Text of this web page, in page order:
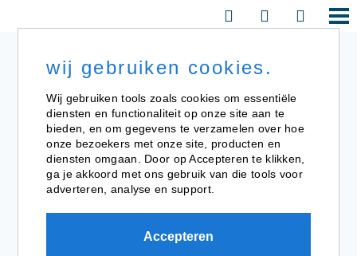
tuinkamers
wij gebruiken cookies.
Wij gebruiken tools zoals cookies om essentiële
diensten en functionaliteit op onze site aan te
bieden, en om gegevens te verzamelen over hoe
onze bezoekers met onze site, producten en
diensten omgaan. Door op Accepteren te klikken,
ga je akkoord met ons gebruik van die tools voor
adverteren, analyse en support.
Accepteren